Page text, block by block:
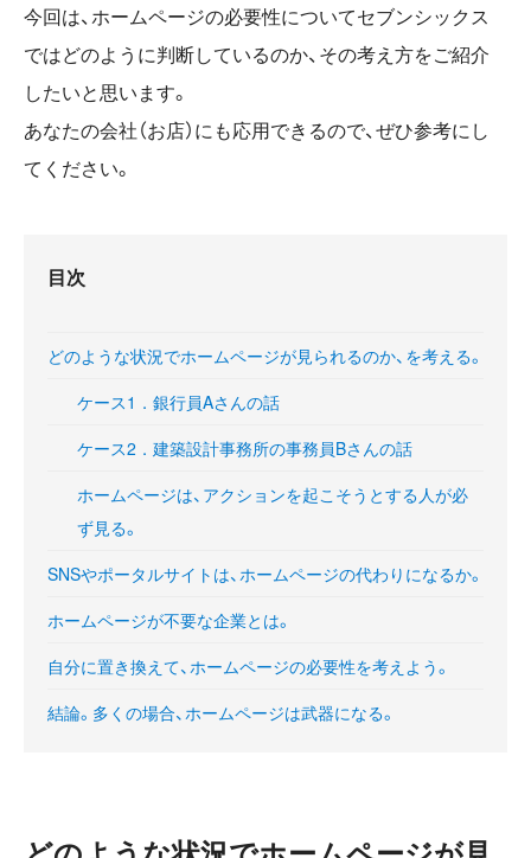
今回は、ホームページの必要性についてセブンシックス
ではどのように判断しているのか、その考え方をご紹介
したいと思います。
あなたの会社（お店）にも応用できるので、ぜひ参考にし
てください。
目次
どのような状況でホームページが見られるのか、を考える。
ケース1．銀行員Aさんの話
ケース2．建築設計事務所の事務員Bさんの話
ホームページは、アクションを起こそうとする人が必
ず見る。
SNSやポータルサイトは、ホームページの代わりになるか。
ホームページが不要な企業とは。
自分に置き換えて、ホームページの必要性を考えよう。
結論。多くの場合、ホームページは武器になる。